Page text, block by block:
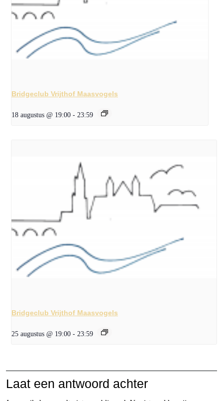
Bridgeclub Vrijthof Maasvogels
18 augustus @ 19:00 - 23:59
Bridgeclub Vrijthof Maasvogels
25 augustus @ 19:00 - 23:59
Laat een antwoord achter